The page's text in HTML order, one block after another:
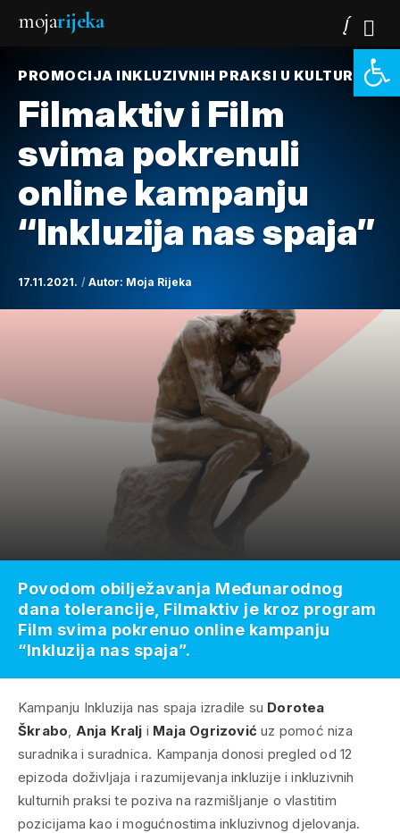
mojarijeka
PROMOCIJA INKLUZIVNIH PRAKSI U KULTURI
Filmaktiv i Film
svima pokrenuli
online kampanju
“Inkluzija nas spaja”
17.11.2021. Autor: Moja Rijeka
Kampanju Inkluzija nas spaja izradile su Dorotea
Škrabo Anja Kralj i Maja Ogrizović uz pomoć niza
suradnika i suradnica. Kampanja donosi pregled od 12
epizoda doživljaja i razumijevanja inkluzije i inkluzivnih
kulturnih praksi te poziva na razmišljanje o vlastitim
pozicijama kao i mogućnostima inkluzivnog djelovanja.
Povodom obilježavanja Međunarodnog
dana tolerancije, Filmaktiv je kroz program
Film svima pokrenuo online kampanju
“Inkluzija nas spaja”.